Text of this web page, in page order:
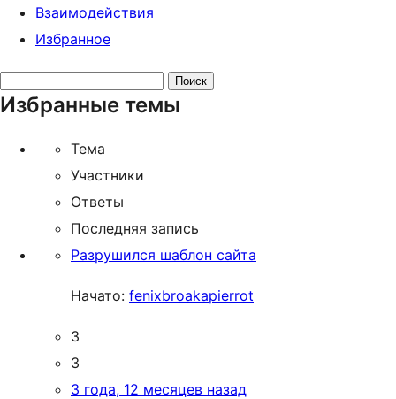
Взаимодействия
Избранное
тем:
Избранные темы
Тема
Участники
Ответы
Последняя запись
Разрушился шаблон сайта
Начато: fenixbroakapierrot
3
3
3 года, 12 месяцев назад